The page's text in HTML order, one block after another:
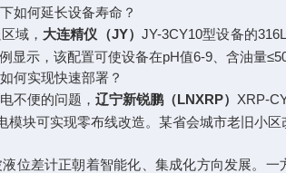
如何延长设备寿命？
域， 大连精仪（JY）JY-3CY10型设备的
显示，该配置可使设备在pH值6-9、含油量
何实现快速部署？
不便的问题， 辽宁新锐鹏（LNXRP） XRP-
模块可实现零布线改造。某省会城市老旧小
位差计正朝着智能化、集成化方向发展。